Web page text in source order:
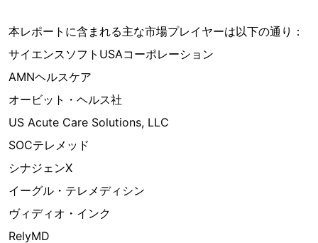
本レポートに含まれる主な市場プレイヤーは以下の通り：
サイエンスソフトUSAコーポレーション
AMNヘルスケア
オービット・ヘルス社
US Acute Care Solutions, LLC
SOCテレメッド
シナジェンX
イーグル・テレメディシン
ヴィディオ・インク
RelyMD